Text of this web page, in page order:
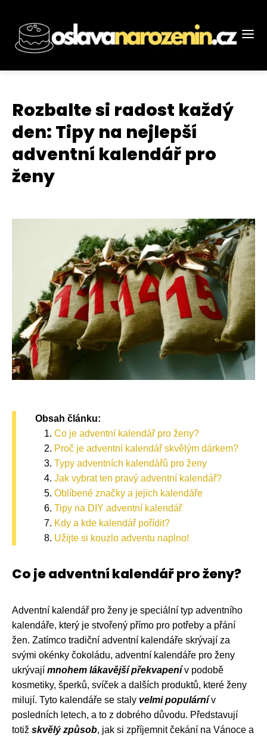
Rozbalte si radost každý
den: Tipy na nejlepší
adventní kalendář pro
ženy
Obsah článku:
Co je adventní kalendář pro ženy?
Proč je adventní kalendář skvělým dárkem?
Typy adventních kalendářů pro ženy
Jak vybrat ten pravý adventní kalendář?
Oblíbené značky a jejich kalendáře
Tipy na DIY adventní kalendář
Kdy a kde kalendář pořídit?
Užijte si kouzlo adventu naplno!
Co je adventní kalendář pro ženy?
Adventní kalendář pro ženy je speciální typ adventního
kalendáře, který je stvořený přímo pro potřeby a přání
žen. Zatímco tradiční adventní kalendáře skrývají za
svými okénky čokoládu, adventní kalendáře pro ženy
ukrývají mnohem lákavější překvapenív podobě
kosmetiky, šperků, svíček a dalších produktů, které ženy
milují. Tyto kalendáře se staly velmi populárnív
posledních letech, a to z dobrého důvodu. Představují
totiž skvělý způsob, jak si zpříjemnit čekání na Vánoce a